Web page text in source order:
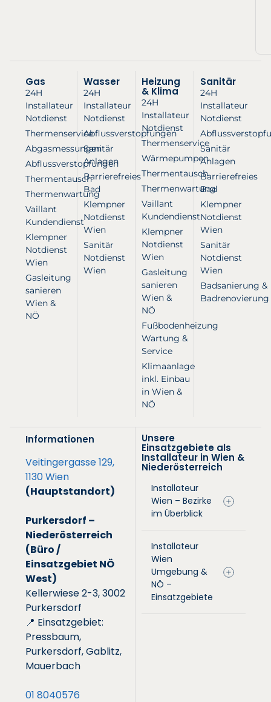
Gas
24H
Installateur
Notdienst
Thermenservice
Abgasmessungen
Abflussverstopfungen
Thermentausch
Thermenwartung
Vaillant
Kundendienst
Klempner
Notdienst
Wien
Gasleitung
sanieren
Wien &
NÖ
Wasser
24H
Installateur
Notdienst
Abflussverstopfungen
Sanitär
Anlagen
Barrierefreies
Bad
Klempner
Notdienst
Wien
Sanitär
Notdienst
Wien
Heizung
& Klima
24H
Installateur
Notdienst
Thermenservice
Wärmepumpen
Thermentausch
Thermenwartung
Vaillant
Kundendienst
Klempner
Notdienst
Wien
Gasleitung
sanieren
Wien &
NÖ
Fußbodenheizung
Wartung &
Service
Klimaanlage
inkl. Einbau
in Wien &
NÖ
Sanitär
24H
Installateur
Notdienst
Sanitär
Anlagen
Barrierefreies
Bad
Klempner
Notdienst
Wien
Sanitär
Notdienst
Wien
Badsanierung &
Badrenovierung
Informationen
Veitingergasse 129,
1130 Wien
(Hauptstandort)
Purkersdorf –
Niederösterreich
(Büro /
Einsatzgebiet NÖ
West)
Kellerwiese 2-3, 3002
Purkersdorf
📍 Einsatzgebiet:
Pressbaum,
Purkersdorf, Gablitz,
Mauerbach
01 8040576
Unsere
Einsatzgebiete als
Installateur in Wien &
Niederösterreich
Installateur
Wien – Bezirke
im Überblick
Installateur
Wien
Umgebung &
NÖ –
Einsatzgebiete